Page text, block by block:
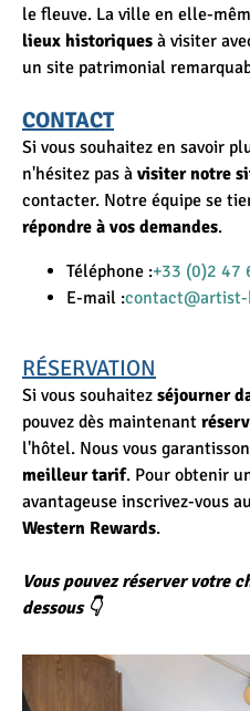
le fleuve. La ville en elle-
lieux historiques à visiter
un site patrimonial
CONTACT
Si vous souhaitez en savoir
n'hésitez pas à visiter notre
contacter. Notre équipe se
répondre à vos demandes.
Téléphone :+33 (0)2 47
E-mail :
RÉSERVATION
Si vous souhaitez séjourner
pouvez dès maintenant
l'hôtel. Nous vous
meilleur tarif. Pour obtenir
avantageuse inscrivez-vous
Western Rewards.
Vous pouvez réserver votre
dessous 👇